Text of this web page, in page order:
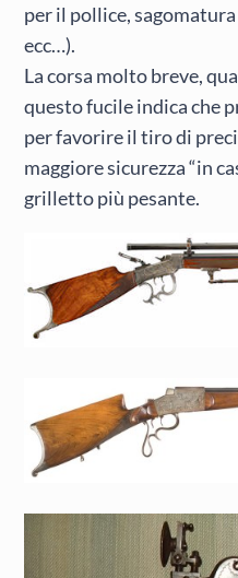
per il pollice,
ecc…).
La corsa molto breve,
questo fucile indica che
per favorire il tiro di
maggiore sicurezza “in
grilletto più pesante.